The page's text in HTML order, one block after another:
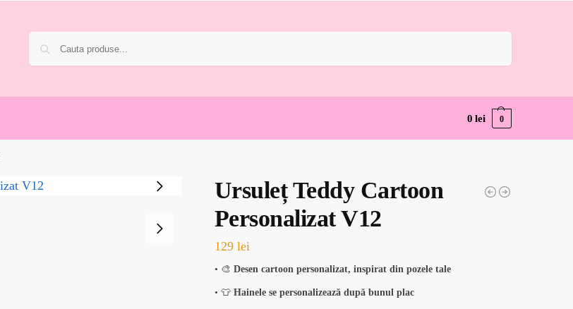
0lei 0
Ursuleț Teddy Cartoon
Personalizat V12
129 lei
• 🎨 Desen cartoon personalizat, inspirat din pozele tale
• 👕 Hainele se personalizează după bunul plac